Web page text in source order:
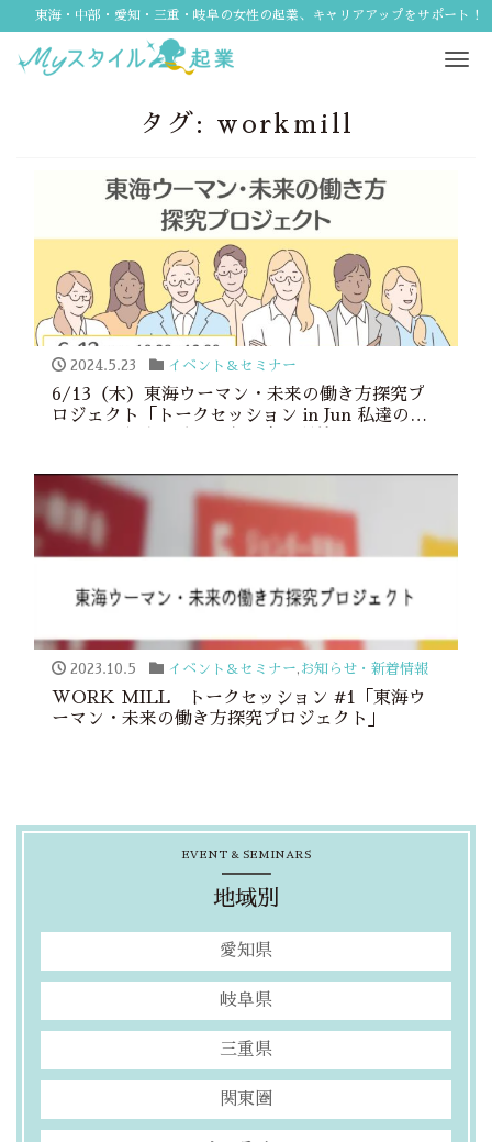
東海・中部・愛知・三重・岐阜の女性の起業、キャリアアップをサポート！
タグ: workmill
2024.5.23 イベント＆セミナー
6/13（木）東海ウーマン・未来の働き方探究プ
ロジェクト「トークセッション in Jun 私達の毎
2023.10.5 イベント＆セミナー お知らせ・新着情報
WORK MILL トークセッション #1「東海ウ
ーマン・未来の働き方探究プロジェクト」
EVENT & SEMINARS
地域別
愛知県
岐阜県
三重県
関東圏